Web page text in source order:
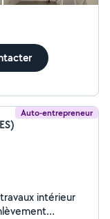
Auto-entrepreneur
intérieur